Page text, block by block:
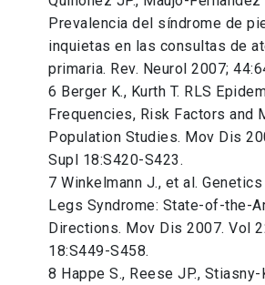
Prevalencia del síndrome de
inquietas en las consultas de
primaria. Rev. Neurol 2007;
6 Berger K., Kurth T. RLS
Frequencies, Risk Factors and
Population Studies. Mov Dis
Supl 18:S420-S423.
7 Winkelmann J., et al.
Legs Syndrome: State-of-the-
Directions. Mov Dis 2007. Vol
18:S449-S458.
8 Happe S., Reese JP.,